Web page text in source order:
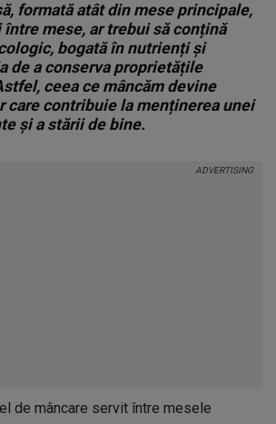
formată atât din mese principale,
mese, ar trebui să conțină
bogată în nutrienți și
de a conserva proprietățile
ceea ce mâncăm devine
care contribuie la menținerea unei
și a stării de bine.
de mâncare servit între mesele